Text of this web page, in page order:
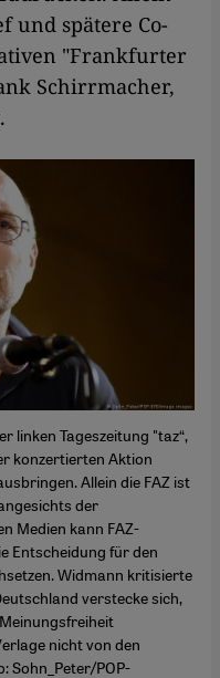
und spätere Co-
"Frankfurter
Schirrmacher,
linken Tageszeitung "taz“,
konzertierten Aktion
Allein die FAZ ist
der
Medien kann FAZ-
Entscheidung für den
Widmann kritisierte
verstecke sich,
nicht von den
Sohn_Peter/POP-